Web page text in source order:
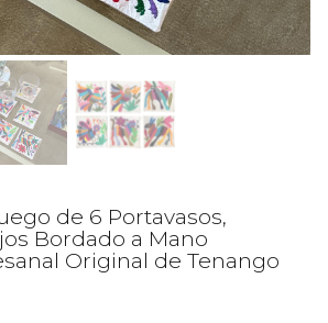
de 6 Portavasos,
Bordado a Mano
Original de Tenango